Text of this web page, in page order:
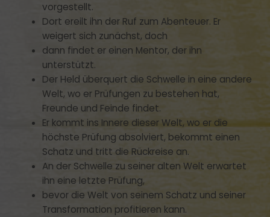
vorgestellt.
Dort ereilt ihn der Ruf zum Abenteuer. Er
weigert sich zunächst, doch
dann findet er einen Mentor, der ihn
unterstützt.
Der Held überquert die Schwelle in eine andere
Welt, wo er Prüfungen zu bestehen hat,
Freunde und Feinde findet.
Er kommt ins Innere dieser Welt, wo er die
höchste Prüfung absolviert, bekommt einen
Schatz und tritt die Rückreise an.
An der Schwelle zu seiner alten Welt erwartet
ihn eine letzte Prüfung,
bevor die Welt von seinem Schatz und seiner
Transformation profitieren kann.